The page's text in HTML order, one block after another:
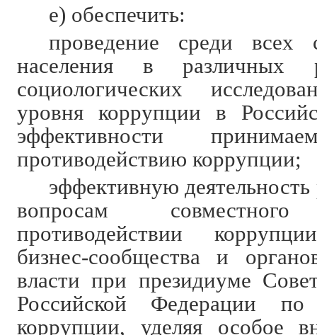
е) обеспечить:
проведение среди всех
населения в различных
социологических
уровня коррупции в
эффективности
противодействию коррупции;
эффективную
вопросам
противодействии
бизнес-сообщества и
власти при президиуме
Российской Федерации по
коррупции, уделяя особое